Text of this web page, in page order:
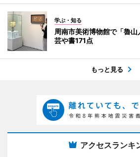
学ぶ・知る
周南市美術博物館で「魯
芸や書171点
もっと見る
アクセスランキ